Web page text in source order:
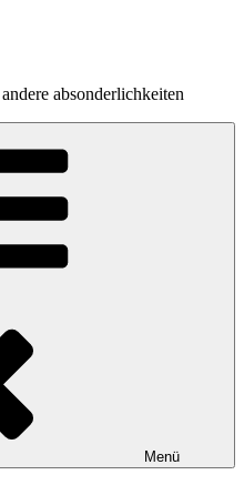
absonderlichkeiten
Menü